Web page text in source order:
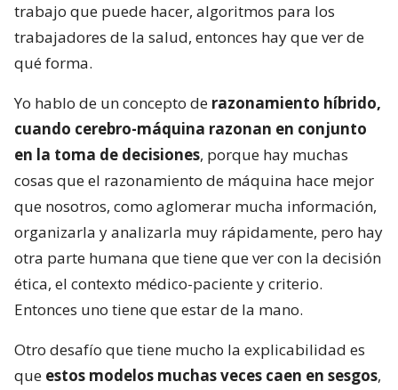
trabajo que puede hacer, algoritmos para los
trabajadores de la salud, entonces hay que ver de
qué forma.
Yo hablo de un concepto de razonamiento híbrido,
cuando cerebro-máquina razonan en conjunto
en la toma de decisiones, porque hay muchas
cosas que el razonamiento de máquina hace mejor
que nosotros, como aglomerar mucha información,
organizarla y analizarla muy rápidamente, pero hay
otra parte humana que tiene que ver con la decisión
ética, el contexto médico-paciente y criterio.
Entonces uno tiene que estar de la mano.
Otro desafío que tiene mucho la explicabilidad es
que estos modelos muchas veces caen en sesgos,